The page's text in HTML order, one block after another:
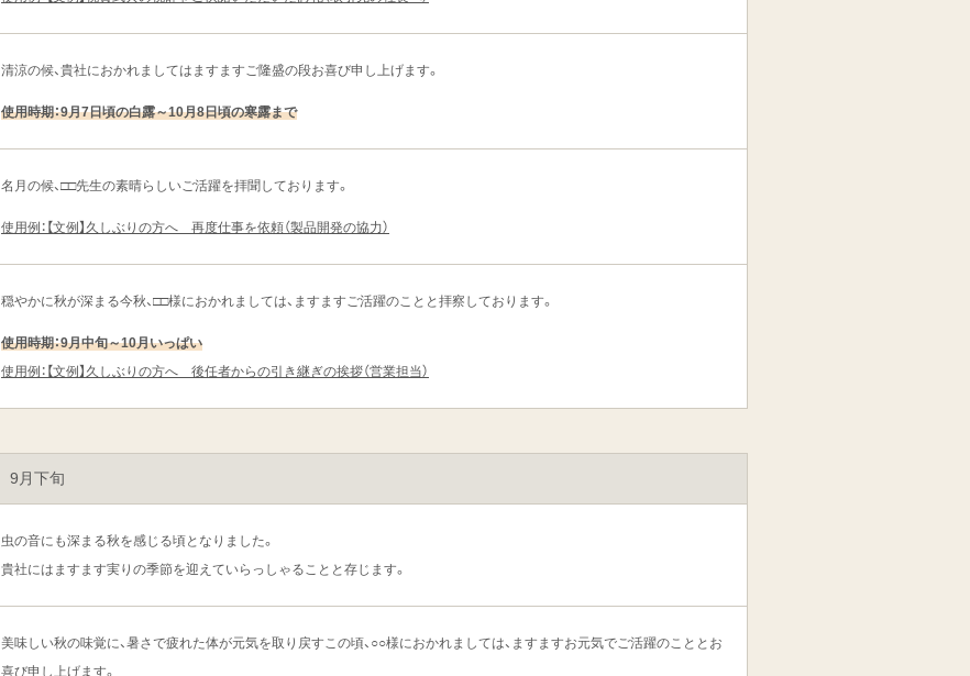
清涼の候、貴社におかれましてはますますご隆盛の段お喜び申し上げます。
使用時期：9月7日頃の白露～10月8日頃の寒露まで
名月の候、□□先生の素晴らしいご活躍を拝聞しております。
使用例：【文例】久しぶりの方へ 再度仕事を依頼（製品開発の協力）
穏やかに秋が深まる今秋、□□様におかれましては、ますますご活躍のことと拝察しております。
使用時期：9月中旬～10月いっぱい
使用例：【文例】久しぶりの方へ 後任者からの引き継ぎの挨拶（営業担当）
9月下旬
虫の音にも深まる秋を感じる頃となりました。
貴社にはますます実りの季節を迎えていらっしゃることと存じます。
美味しい秋の味覚に、暑さで疲れた体が元気を取り戻すこの頃、○○様におかれましては、ますますお元気でご活躍のこととお
喜び申し上げます。